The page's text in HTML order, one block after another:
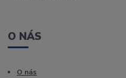
O NÁS
O nás